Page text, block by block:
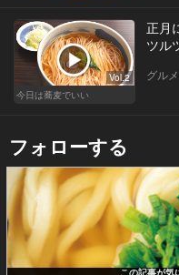
Vol.2
今日は蕎麦でいい
正月
ツル
グルメ
フォローする
この記事が気